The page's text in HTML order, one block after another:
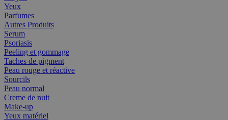
Yeux
Parfumes
Autres Produits
Serum
Psoriasis
Peeling et gommage
Taches de pigment
Peau rouge et réactive
Sourcils
Peau normal
Creme de nuit
Make-up
Yeux matériel